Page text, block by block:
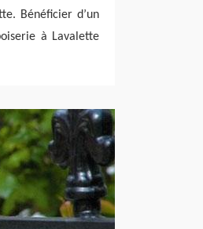
Bénéficier d’un
à Lavalette